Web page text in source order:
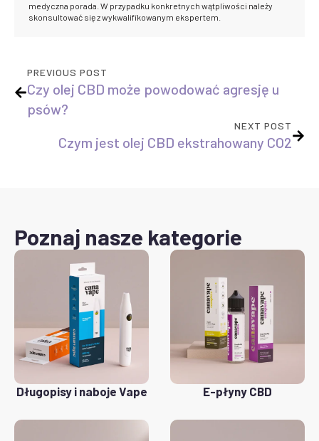
medyczna porada. W przypadku konkretnych wątpliwości należy
skonsultować się z wykwalifikowanym ekspertem.
PREVIOUS POST
Czy olej CBD może powodować agresję u
psów?
NEXT POST
Czym jest olej CBD ekstrahowany CO2
Poznaj nasze kategorie
Długopisy i naboje Vape E-płyny CBD